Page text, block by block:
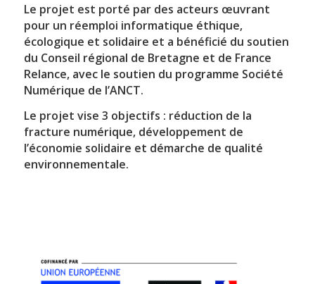
Le projet est porté par des acteurs œuvrant
pour un réemploi informatique éthique,
écologique et solidaire et a bénéficié du soutien
du Conseil régional de Bretagne et de France
Relance, avec le soutien du programme Société
Numérique de l’ANCT.
Le projet vise 3 objectifs : réduction de la
fracture numérique, développement de
l’économie solidaire et démarche de qualité
environnementale.